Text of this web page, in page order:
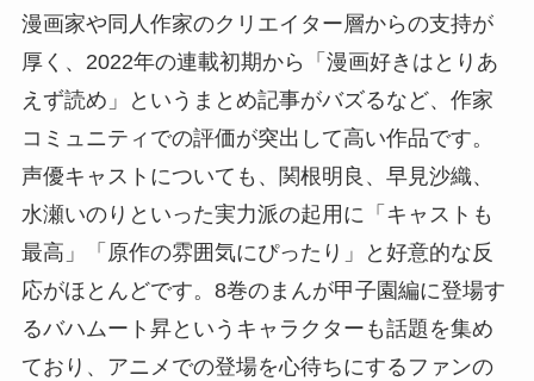
漫画家や同人作家のクリエイター層からの支持が
厚く、2022年の連載初期から「漫画好きはとりあ
えず読め」というまとめ記事がバズるなど、作家
コミュニティでの評価が突出して高い作品です。
声優キャストについても、関根明良、早見沙織、
水瀬いのりといった実力派の起用に「キャストも
最高」「原作の雰囲気にぴったり」と好意的な反
応がほとんどです。8巻のまんが甲子園編に登場す
るバハムート昇というキャラクターも話題を集め
ており、アニメでの登場を心待ちにするファンの